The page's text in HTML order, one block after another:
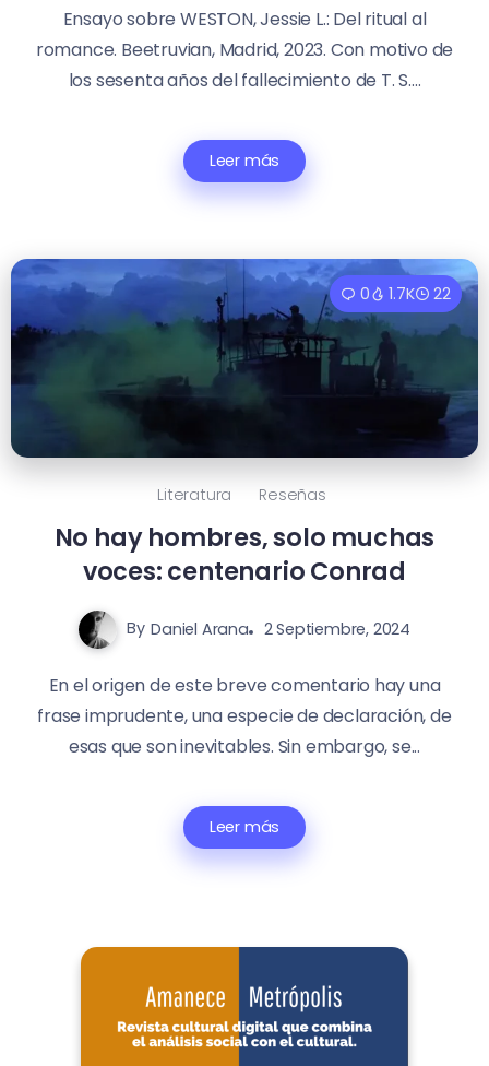
Ensayo sobre WESTON, Jessie L.: Del ritual al
romance. Beetruvian, Madrid, 2023. Con motivo de
los sesenta años del fallecimiento de T. S....
Leer más
0 1.7K 22
Literatura Reseñas
No hay hombres, solo muchas
voces: centenario Conrad
By Daniel Arana 2 Septiembre, 2024
En el origen de este breve comentario hay una
frase imprudente, una especie de declaración, de
esas que son inevitables. Sin embargo, se...
Leer más